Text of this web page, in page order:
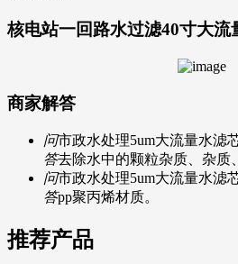
核电站一回路水过滤40寸大流
商家解答
问市政水处理5um大流量水滤
答去除水中的颗粒杂质、杂质
问市政水处理5um大流量水滤
答pp聚丙烯材质。
推荐产品